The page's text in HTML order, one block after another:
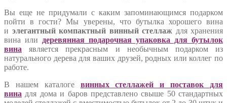
Вы еще не придумали с каким запоминающимся подарком
пойти в гости? Мы уверены, что бутылка хорошего вина
и элегантный компактный винный стеллаж для хранения
вина или деревянная подарочная упаковка для бутылок
вина является прекрасным и необычным подарком из
натурального дерева для ваших друзей, родных или коллег по
работе.
В нашем каталоге винных стеллажей и поставок для
вина для дома и баров представлено свыше 50 стандартных